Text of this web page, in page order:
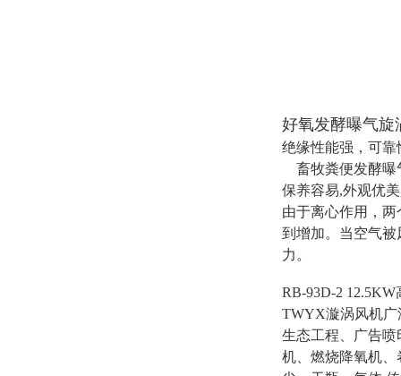
好氧发酵曝气旋
绝缘性能强，可
畜牧粪便发酵曝
保养容易,外观优
由于离心作用，
到增加。当空气
力。
RB-93D-2
TWYX漩涡风机广
生态工程、广告
机、燃烧降氧机